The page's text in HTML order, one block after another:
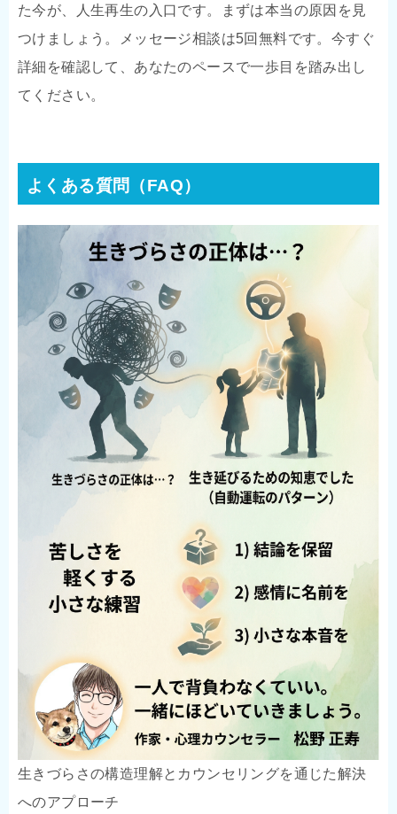
た今が、人生再生の入口です。まずは本当の原因を見
つけましょう。メッセージ相談は5回無料です。今すぐ
詳細を確認して、あなたのペースで一歩目を踏み出し
てください。
よくある質問（FAQ）
生きづらさの構造理解とカウンセリングを通じた解決
へのアプローチ